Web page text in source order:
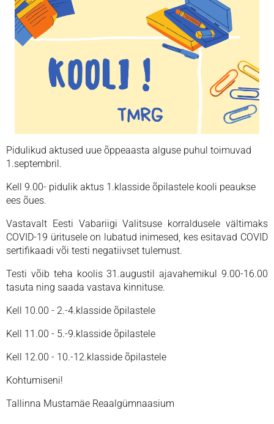
Pidulikud aktused uue õppeaasta alguse puhul toimuvad
1.septembril.
Kell 9.00- pidulik aktus 1.klasside õpilastele kooli peaukse
ees õues.
Vastavalt Eesti Vabariigi Valitsuse korraldusele vältimaks
COVID-19 üritusele on lubatud inimesed, kes esitavad COVID
sertifikaadi või testi negatiivset tulemust.
Testi võib teha koolis 31.augustil ajavahemikul 9.00-16.00
tasuta ning saada vastava kinnituse.
Kell 10.00 - 2.-4.klasside õpilastele
Kell 11.00 - 5.-9.klasside õpilastele
Kell 12.00 - 10.-12.klasside õpilastele
Kohtumiseni!
Tallinna Mustamäe Reaalgümnaasium